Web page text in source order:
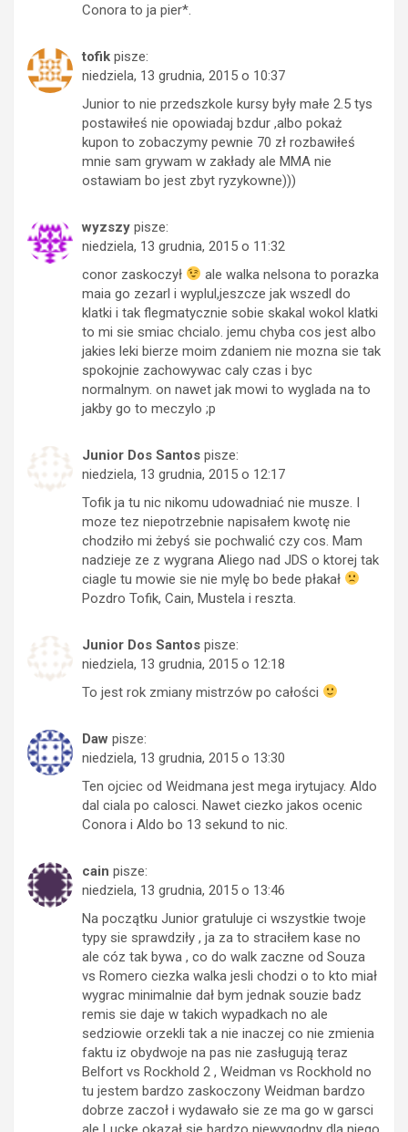
Conora to ja pier*.
tofik pisze:
niedziela, 13 grudnia, 2015 o 10:37
Junior to nie przedszkole kursy były małe 2.5 tys
postawiłeś nie opowiadaj bzdur ,albo pokaż
kupon to zobaczymy pewnie 70 zł rozbawiłeś
mnie sam grywam w zakłady ale MMA nie
ostawiam bo jest zbyt ryzykowne)))
wyzszy pisze:
niedziela, 13 grudnia, 2015 o 11:32
conor zaskoczył
ale walka nelsona to porazka
maia go zezarl i wyplul,jeszcze jak wszedl do
klatki i tak flegmatycznie sobie skakal wokol klatki
to mi sie smiac chcialo. jemu chyba cos jest albo
jakies leki bierze moim zdaniem nie mozna sie tak
spokojnie zachowywac caly czas i byc
normalnym. on nawet jak mowi to wyglada na to
jakby go to meczylo ;p
Junior Dos Santos pisze:
niedziela, 13 grudnia, 2015 o 12:17
Tofik ja tu nic nikomu udowadniać nie musze. I
moze tez niepotrzebnie napisałem kwotę nie
chodziło mi żebyś sie pochwalić czy cos. Mam
nadzieje ze z wygrana Aliego nad JDS o ktorej tak
ciagle tu mowie sie nie mylę bo bede płakał
Pozdro Tofik, Cain, Mustela i reszta.
Junior Dos Santos pisze:
niedziela, 13 grudnia, 2015 o 12:18
To jest rok zmiany mistrzów po całości
Daw pisze:
niedziela, 13 grudnia, 2015 o 13:30
Ten ojciec od Weidmana jest mega irytujacy. Aldo
dal ciala po calosci. Nawet ciezko jakos ocenic
Conora i Aldo bo 13 sekund to nic.
cain pisze:
niedziela, 13 grudnia, 2015 o 13:46
Na początku Junior gratuluje ci wszystkie twoje
typy sie sprawdziły , ja za to straciłem kase no
ale cóz tak bywa , co do walk zaczne od Souza
vs Romero ciezka walka jesli chodzi o to kto miał
wygrac minimalnie dał bym jednak souzie badz
remis sie daje w takich wypadkach no ale
sedziowie orzekli tak a nie inaczej co nie zmienia
faktu iz obydwoje na pas nie zasługują teraz
Belfort vs Rockhold 2 , Weidman vs Rockhold no
tu jestem bardzo zaskoczony Weidman bardzo
dobrze zaczoł i wydawało sie ze ma go w garsci